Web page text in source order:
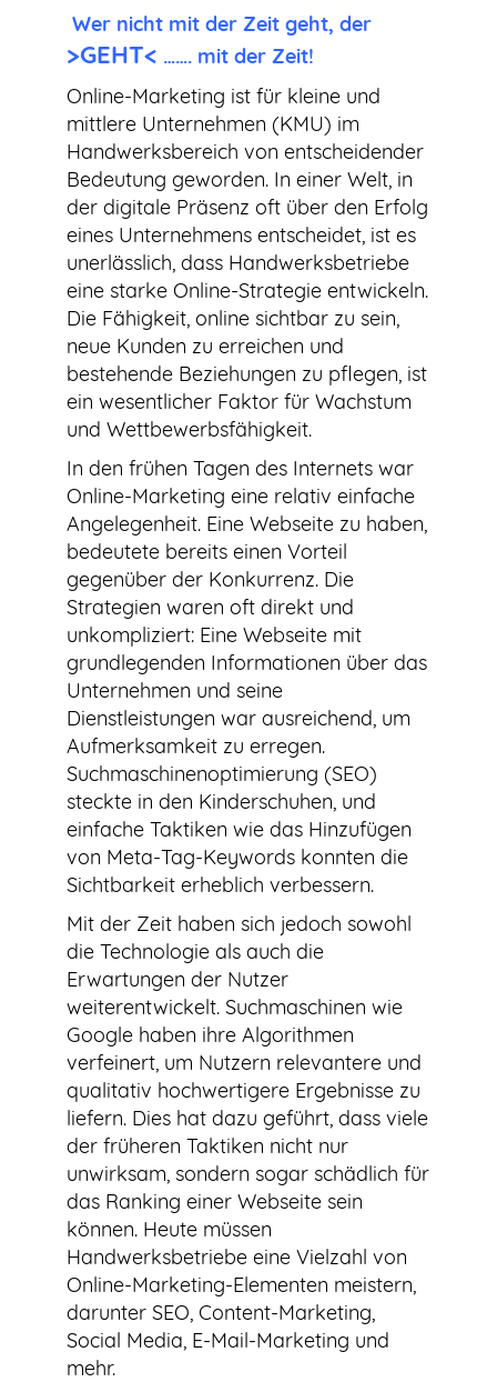
Wer nicht mit der Zeit geht, der
>GEHT< ……. mit der Zeit!
Online-Marketing ist für kleine und
mittlere Unternehmen (KMU) im
Handwerksbereich von entscheidender
Bedeutung geworden. In einer Welt, in
der digitale Präsenz oft über den Erfolg
eines Unternehmens entscheidet, ist es
unerlässlich, dass Handwerksbetriebe
eine starke Online-Strategie entwickeln.
Die Fähigkeit, online sichtbar zu sein,
neue Kunden zu erreichen und
bestehende Beziehungen zu pflegen, ist
ein wesentlicher Faktor für Wachstum
und Wettbewerbsfähigkeit.
In den frühen Tagen des Internets war
Online-Marketing eine relativ einfache
Angelegenheit. Eine Webseite zu haben,
bedeutete bereits einen Vorteil
gegenüber der Konkurrenz. Die
Strategien waren oft direkt und
unkompliziert: Eine Webseite mit
grundlegenden Informationen über das
Unternehmen und seine
Dienstleistungen war ausreichend, um
Aufmerksamkeit zu erregen.
Suchmaschinenoptimierung (SEO)
steckte in den Kinderschuhen, und
einfache Taktiken wie das Hinzufügen
von Meta-Tag-Keywords konnten die
Sichtbarkeit erheblich verbessern.
Mit der Zeit haben sich jedoch sowohl
die Technologie als auch die
Erwartungen der Nutzer
weiterentwickelt. Suchmaschinen wie
Google haben ihre Algorithmen
verfeinert, um Nutzern relevantere und
qualitativ hochwertigere Ergebnisse zu
liefern. Dies hat dazu geführt, dass viele
der früheren Taktiken nicht nur
unwirksam, sondern sogar schädlich für
das Ranking einer Webseite sein
können. Heute müssen
Handwerksbetriebe eine Vielzahl von
Online-Marketing-Elementen meistern,
darunter SEO, Content-Marketing,
Social Media, E-Mail-Marketing und
mehr.